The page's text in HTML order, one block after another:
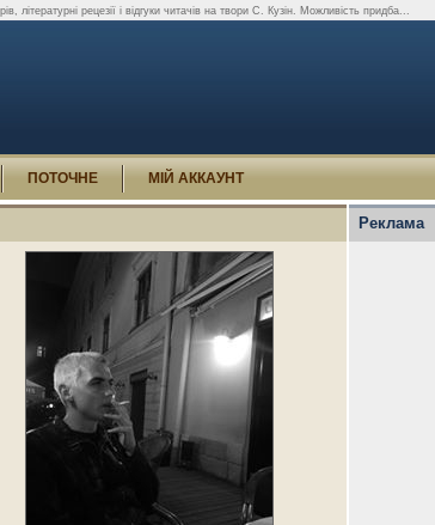
літературні рецезії і відгуки читачів на твори С. Кузін. Можливість придба...
ПОТОЧНЕ МІЙ АККАУНТ
Реклама